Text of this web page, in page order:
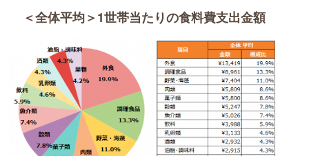
＜全体平均＞1世帯当たりの食料費支出金額